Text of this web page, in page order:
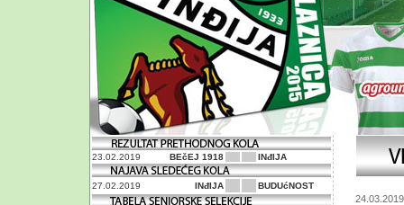
23.02.2019 BEčEJ 1918 INđIJA
27.02.2019 INđIJA BUDUćNOST
24.03.2019